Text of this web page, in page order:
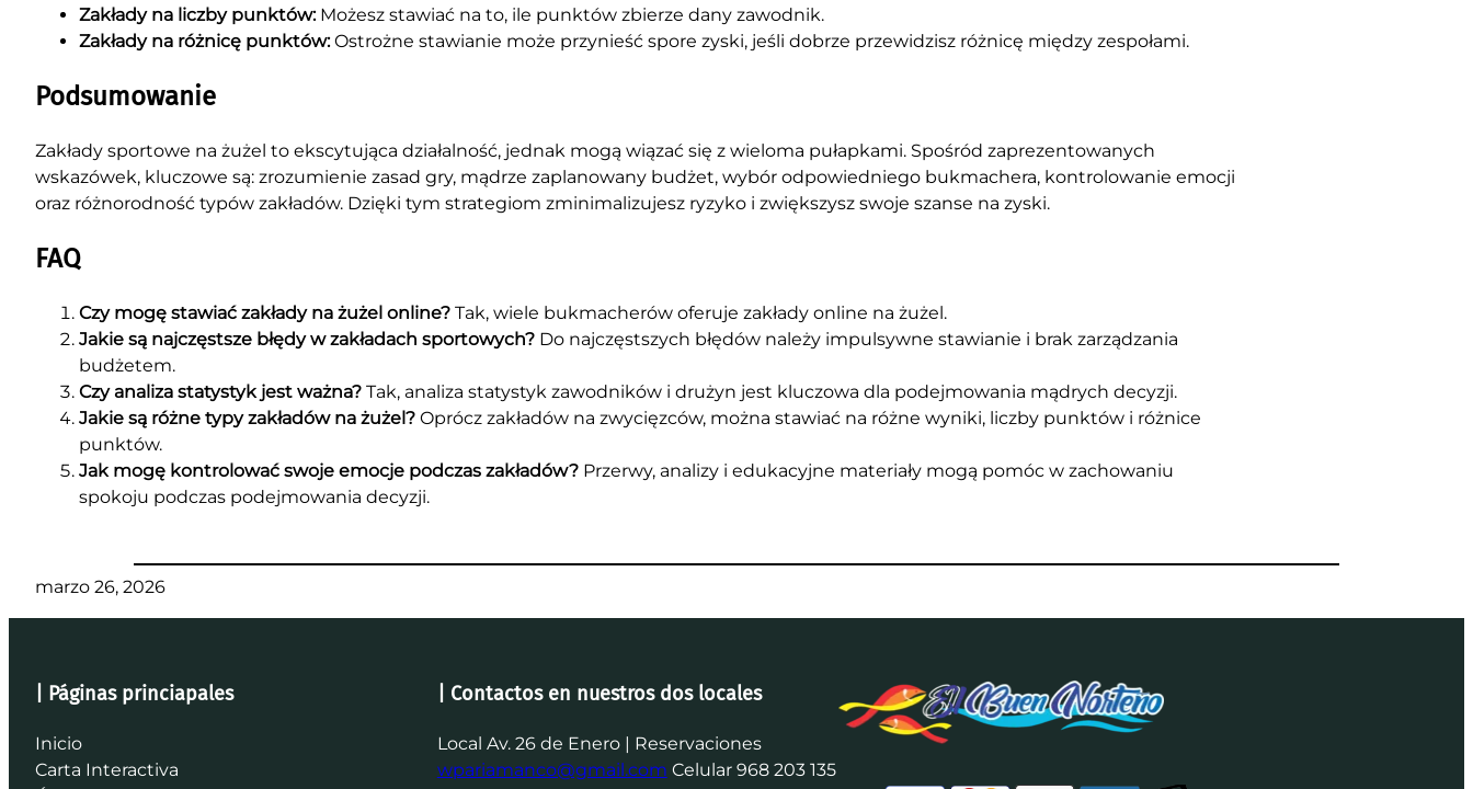
Zakłady na liczby punktów:Możesz stawiać na to, ile punktów zbierze dany zawodnik.
Zakłady na różnicę punktów:Ostrożne stawianie może przynieść spore zyski, jeśli dobrze przewidzisz różnicę między zespołami.
Podsumowanie
Zakłady sportowe na żużel to ekscytująca działalność, jednak mogą wiązać się z wieloma pułapkami. Spośród zaprezentowanych
wskazówek, kluczowe są: zrozumienie zasad gry, mądrze zaplanowany budżet, wybór odpowiedniego bukmachera, kontrolowanie emocji
oraz różnorodność typów zakładów. Dzięki tym strategiom zminimalizujesz ryzyko i zwiększysz swoje szanse na zyski.
FAQ
Czy mogę stawiać zakłady na żużel online? Tak, wiele bukmacherów oferuje zakłady online na żużel.
Jakie są najczęstsze błędy w zakładach sportowych? Do najczęstszych błędów należy impulsywne stawianie i brak zarządzania
budżetem.
Czy analiza statystyk jest ważna? Tak, analiza statystyk zawodników i drużyn jest kluczowa dla podejmowania mądrych decyzji.
Jakie są różne typy zakładów na żużel? Oprócz zakładów na zwycięzców, można stawiać na różne wyniki, liczby punktów i różnice
punktów.
Jak mogę kontrolować swoje emocje podczas zakładów? Przerwy, analizy i edukacyjne materiały mogą pomóc w zachowaniu
spokoju podczas podejmowania decyzji.
marzo 26, 2026
| Páginas princiapales
Inicio
Carta Interactiva
| Contactos en nuestros dos locales
Local Av. 26 de Enero | Reservaciones
wpariamanco@gmail.com Celular 968 203 135